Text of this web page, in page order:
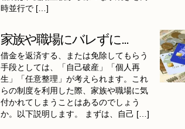
時並行で […]
家族や職場にバレずに...
借金を返済する、または免除してもらう
手段としては、「自己破産」「個人再
生」「任意整理」が考えられます。これ
らの制度を利用した際、家族や職場に気
付かれてしまうことはあるのでしょう
か。以下説明します。 まずは、自己 […]